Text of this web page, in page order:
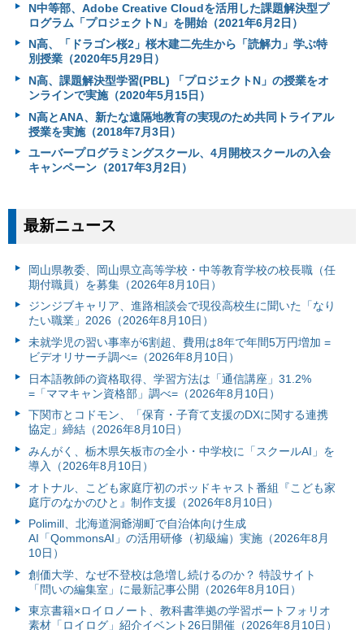
N中等部、Adobe Creative Cloudを活用した課題解決型プ
ログラム「プロジェクトN」を開始（2021年6月2日）
N高、「ドラゴン桜2」桜木建二先生から「読解力」学ぶ特
別授業（2020年5月29日）
N高、課題解決型学習(PBL) 「プロジェクトN」の授業をオ
ンラインで実施（2020年5月15日）
N高とANA、新たな遠隔地教育の実現のため共同トライアル
授業を実施（2018年7月3日）
ユーバープログラミングスクール、4月開校スクールの入会
キャンペーン（2017年3月2日）
最新ニュース
岡山県教委、岡山県立高等学校・中等教育学校の校長職（任
期付職員）を募集（2026年8月10日）
ジンジブキャリア、進路相談会で現役高校生に聞いた「なり
たい職業」2026（2026年8月10日）
未就学児の習い事率が6割超、費用は8年で年間5万円増加 =
ビデオリサーチ調べ=（2026年8月10日）
日本語教師の資格取得、学習方法は「通信講座」31.2%
=「ママキャン資格部」調べ=（2026年8月10日）
下関市とコドモン、「保育・子育て支援のDXに関する連携
協定」締結（2026年8月10日）
みんがく、栃木県矢板市の全小・中学校に「スクールAI」を
導入（2026年8月10日）
オトナル、こども家庭庁初のポッドキャスト番組『こども家
庭庁のなかのひと』制作支援（2026年8月10日）
Polimill、北海道洞爺湖町で自治体向け生成
AI「QommonsAI」の活用研修（初級編）実施（2026年8月
10日）
創価大学、なぜ不登校は急増し続けるのか？ 特設サイト
「問いの編集室」に最新記事公開（2026年8月10日）
東京書籍×ロイロノート、教科書準拠の学習ポートフォリオ
素材「ロイログ」紹介イベント26日開催（2026年8月10日）